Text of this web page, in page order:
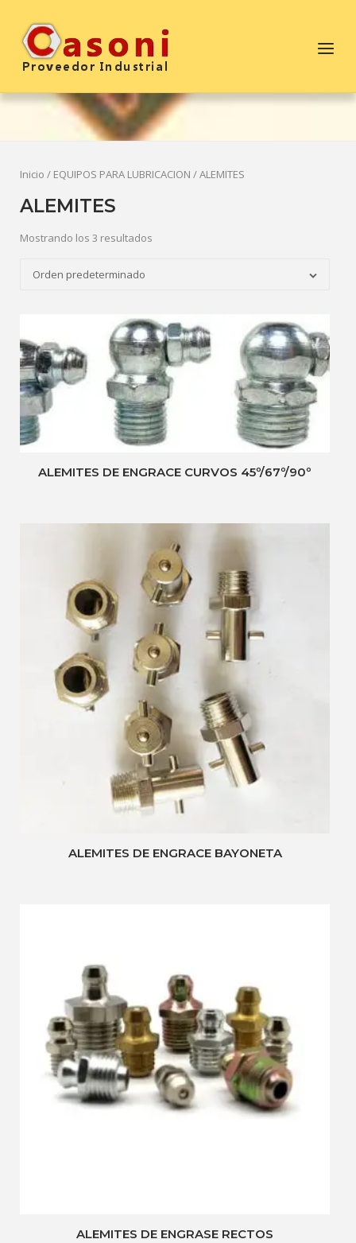
contenido
Inicio
Menú
Inicio / EQUIPOS PARA LUBRICACION / ALEMITES
ALEMITES
Mostrando los 3 resultados
Orden predeterminado
ALEMITES DE ENGRACE CURVOS 45º/67º/90º
ALEMITES DE ENGRACE BAYONETA
ALEMITES DE ENGRASE RECTOS